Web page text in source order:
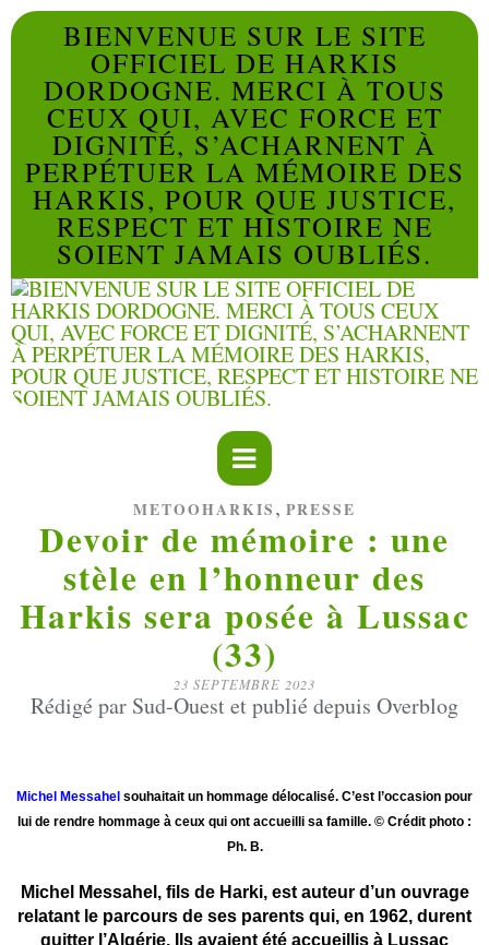
BIENVENUE SUR LE SITE
OFFICIEL DE HARKIS
DORDOGNE. MERCI À TOUS
CEUX QUI, AVEC FORCE ET
DIGNITÉ, S’ACHARNENT À
PERPÉTUER LA MÉMOIRE DES
HARKIS, POUR QUE JUSTICE,
RESPECT ET HISTOIRE NE
SOIENT JAMAIS OUBLIÉS.
METOOHARKIS , PRESSE
Devoir de mémoire : une
stèle en l’honneur des
Harkis sera posée à Lussac
(33)
23 SEPTEMBRE 2023
Rédigé par Sud-Ouest et publié depuis Overblog
Michel Messahel souhaitait un hommage délocalisé. C’est l’occasion pour
lui de rendre hommage à ceux qui ont accueilli sa famille. © Crédit photo :
Ph. B.
Michel Messahel, fils de Harki, est auteur d’un ouvrage
relatant le parcours de ses parents qui, en 1962, durent
quitter l’Algérie. Ils avaient été accueillis à Lussac